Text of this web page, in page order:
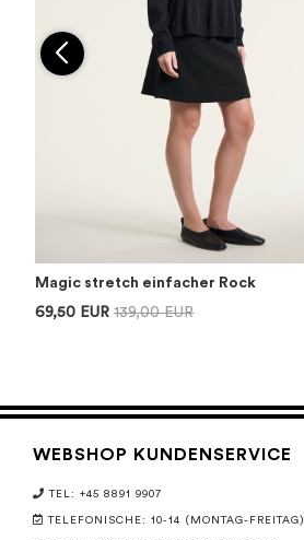
Magic stretch einfacher Rock
69,50 EUR 139,00 EUR
WEBSHOP KUNDENSERVICE
TEL: +45 8891 9907
TELEFONISCHE: 10-14 (MONTAG-FREITAG)